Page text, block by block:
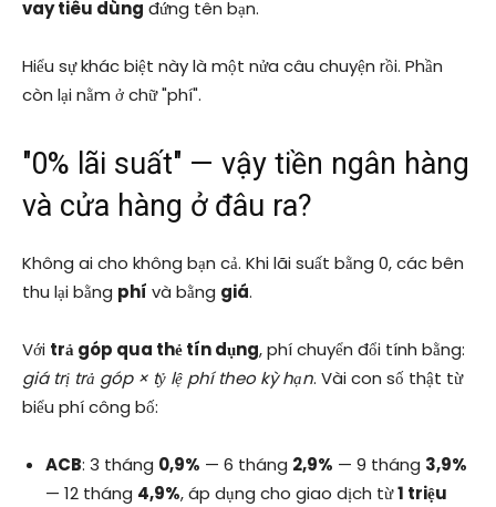
vay tiêu dùng đứng tên bạn.
Hiểu sự khác biệt này là một nửa câu chuyện rồi. Phần
còn lại nằm ở chữ "phí".
"0% lãi suất" — vậy tiền ngân hàng
và cửa hàng ở đâu ra?
Không ai cho không bạn cả. Khi lãi suất bằng 0, các bên
thu lại bằng phí và bằng giá.
Với trả góp qua thẻ tín dụng, phí chuyển đổi tính bằng:
giá trị trả góp × tỷ lệ phí theo kỳ hạn. Vài con số thật từ
biểu phí công bố:
ACB: 3 tháng 0,9% — 6 tháng 2,9% — 9 tháng 3,9%
— 12 tháng 4,9%, áp dụng cho giao dịch từ1 triệu